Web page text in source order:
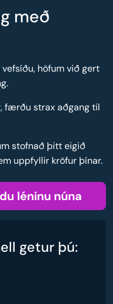
með
höfum við gert
færðu strax aðgang til
stofnað þitt eigið
uppfyllir kröfur þínar.
léninu núna
getur þú: